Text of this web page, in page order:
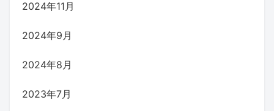
2024年11月
2024年9月
2024年8月
2023年7月